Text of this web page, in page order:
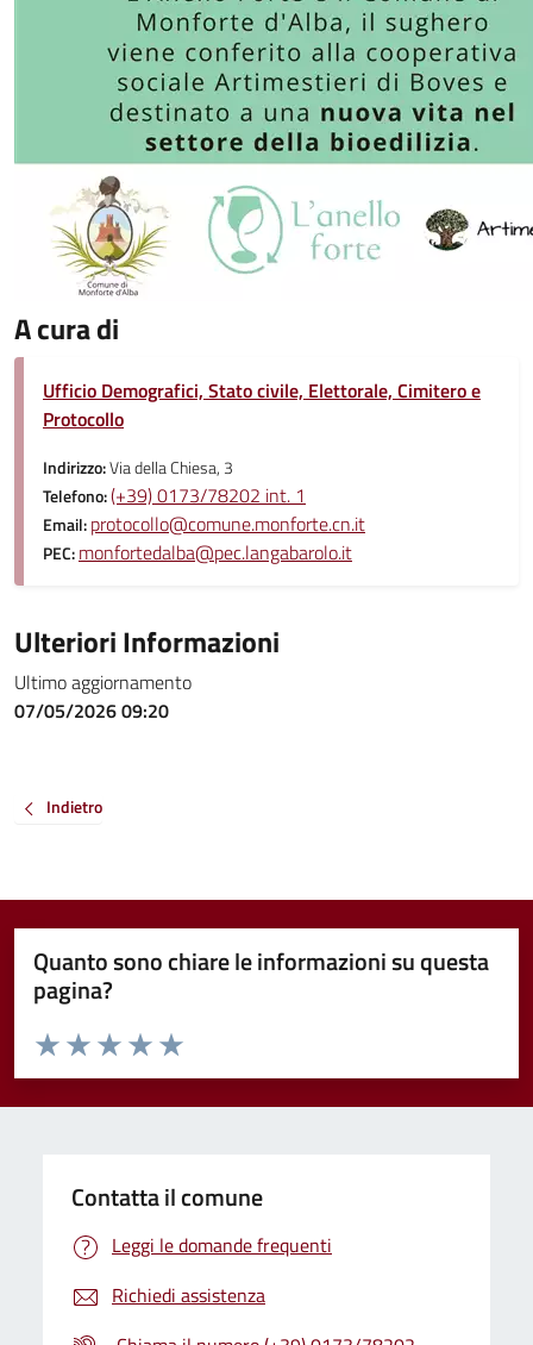
A cura di
Ufficio Demografici, Stato civile, Elettorale, Cimitero e
Protocollo
Indirizzo:Via della Chiesa, 3
Telefono:(+39) 0173/78202 int. 1
Email:protocollo@comune.monforte.cn.it
PEC:monfortedalba@pec.langabarolo.it
Ulteriori Informazioni
Ultimo aggiornamento
07/05/2026 09:20
Indietro
Quanto sono chiare le informazioni su questa
pagina?
Valuta da 1 a 5 stelle la pagina
Valuta 5 stelle su 5
Valuta 4 stelle su 5
Valuta 3 stelle su 5
Valuta 2 stelle su 5
Valuta 1 stelle su 5
Contatta il comune
Leggi le domande frequenti
Richiedi assistenza